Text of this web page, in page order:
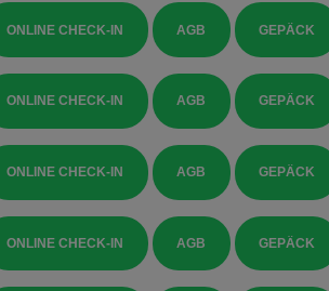
ONLINE CHECK-IN AGB GEPÄCK
ONLINE CHECK-IN AGB GEPÄCK
ONLINE CHECK-IN AGB GEPÄCK
ONLINE CHECK-IN AGB GEPÄCK